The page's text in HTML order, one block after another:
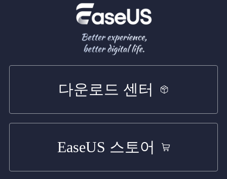
다운로드 센터
EaseUS 스토어